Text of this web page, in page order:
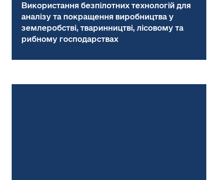
Використання безпілотних технологій для
аналізу та покращення виробництва у
землеробстві, тваринництві, лісовому та
рибному господарствах